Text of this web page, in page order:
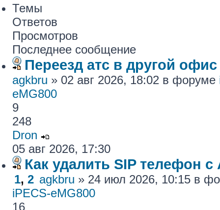
Темы
Ответов
Просмотров
Последнее сообщение
Переезд атс в другой
agkbru » 02 авг 2026, 18:02 в форуме
eMG800
9
248
Dron
05 авг 2026, 17:30
Как удалить SIP телефон
1, 2 agkbru » 24 июл 2026, 10:15 в
iPECS-eMG800
16